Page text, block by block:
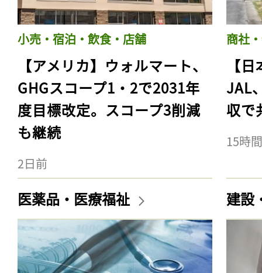
小売・宿泊・飲食・店舗
【アメリカ】ウォルマート、
GHGスコープ1・2で2031年
度目標改定。スコープ3削減
も継続
2日前
商社
【
JAL
収で
15時
医薬品・医療福祉 建設